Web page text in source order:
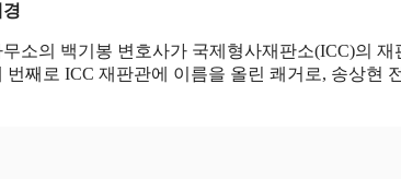
소의 백기봉 변호사가 국제형사재판소(ICC)의 재
째로 ICC 재판관에 이름을 올린 쾌거로, 송상현